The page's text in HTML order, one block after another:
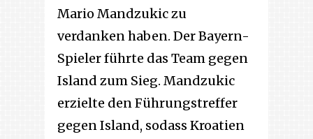
Mario Mandzukic zu
verdanken haben. Der Bayern-
Spieler führte das Team gegen
Island zum Sieg. Mandzukic
erzielte den Führungstreffer
gegen Island, sodass Kroatien